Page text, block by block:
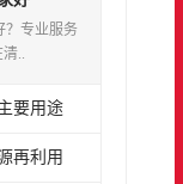
？专业服务
..
要用途
再利用